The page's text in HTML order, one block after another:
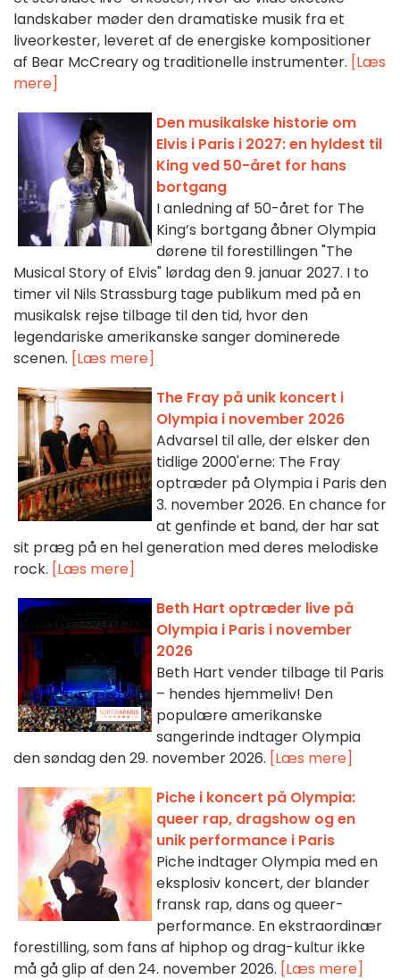
landskaber møder den dramatiske musik fra et
liveorkester, leveret af de energiske kompositioner
af Bear McCreary og traditionelle instrumenter. [Læs
mere]
Den musikalske historie om
Elvis i Paris i 2027: en hyldest til
King ved 50-året for hans
bortgang
I anledning af 50-året for The
King’s bortgang åbner Olympia
dørene til forestillingen "The
Musical Story of Elvis" lørdag den 9. januar 2027. I to
timer vil Nils Strassburg tage publikum med på en
musikalsk rejse tilbage til den tid, hvor den
legendariske amerikanske sanger dominerede
scenen. [Læs mere]
The Fray på unik koncert i
Olympia i november 2026
Advarsel til alle, der elsker den
tidlige 2000'erne: The Fray
optræder på Olympia i Paris den
3. november 2026. En chance for
at genfinde et band, der har sat
sit præg på en hel generation med deres melodiske
rock. [Læs mere]
Beth Hart optræder live på
Olympia i Paris i november
2026
Beth Hart vender tilbage til Paris
– hendes hjemmeliv! Den
populære amerikanske
sangerinde indtager Olympia
den søndag den 29. november 2026. [Læs mere]
Piche i koncert på Olympia:
queer rap, dragshow og en
unik performance i Paris
Piche indtager Olympia med en
eksplosiv koncert, der blander
fransk rap, dans og queer-
performance. En ekstraordinær
forestilling, som fans af hiphop og drag-kultur ikke
må gå glip af den 24. november 2026. [Læs mere]